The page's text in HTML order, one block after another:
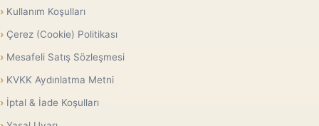
Kullanım Koşulları
Çerez (Cookie) Politikası
Mesafeli Satış Sözleşmesi
KVKK Aydınlatma Metni
İptal & İade Koşulları